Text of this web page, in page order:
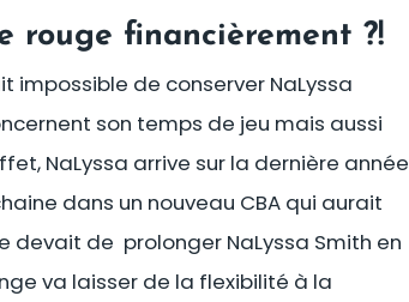
rouge financièrement ?!
de conserver NaLyssa
son temps de jeu mais aussi
NaLyssa arrive sur la dernière année
dans un nouveau CBA qui aurait
devait de prolonger NaLyssa Smith en
va laisser de la flexibilité à la